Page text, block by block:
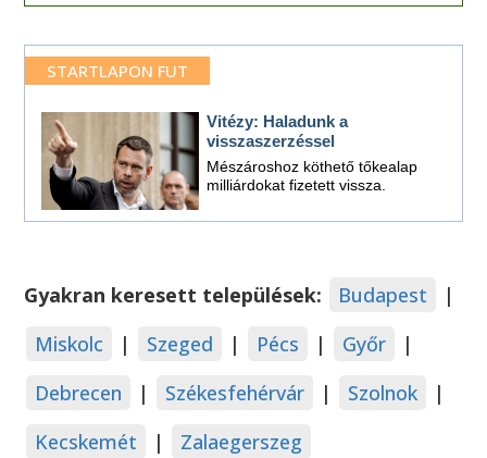
STARTLAPON FUT
Vitézy: Haladunk a
visszaszerzéssel
Mészároshoz köthető tőkealap
milliárdokat fizetett vissza.
Gyakran keresett települések: Budapest
|
Miskolc
| Szeged | Pécs | Győr
|
Debrecen
| Székesfehérvár | Szolnok
|
Kecskemét
| Zalaegerszeg